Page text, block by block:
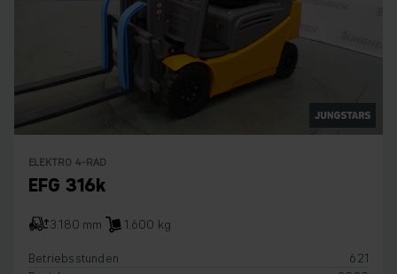
ELEKTRO 4-RAD
EFG 316k
3.180 mm
1.600 kg
Betriebsstunden
621